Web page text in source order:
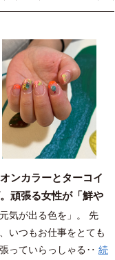
ンカラーとターコイ
頑張る女性が「鮮や
な色」に惹かれる理由
元気が出る色を」。 先
いつもお仕事をとても
っていらっしゃる‥ 続